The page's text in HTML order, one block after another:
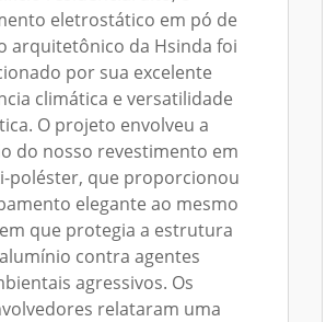
eletrostático em pó de
arquitetônico da Hsinda foi
por sua excelente
climática e versatilidade
O projeto envolveu a
do nosso revestimento em
poléster, que proporcionou
elegante ao mesmo
que protegia a estrutura
contra agentes
agressivos. Os
relataram uma